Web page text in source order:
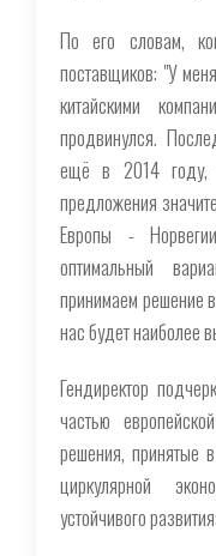
По его словам,
поставщиков: "У
китайскими
продвинулся.
ещё в 2014 году,
предложения
Европы -
оптимальный
принимаем решение
нас будет наиболее
Гендиректор
частью
решения, принятые
циркулярной
устойчивого развития: